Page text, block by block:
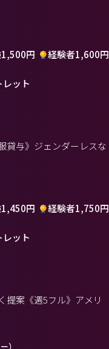
円
経験者1,600円
ット
貸与》ジェンダーレスな
円
経験者1,750円
ット
提案《週5フル》アメリ
）